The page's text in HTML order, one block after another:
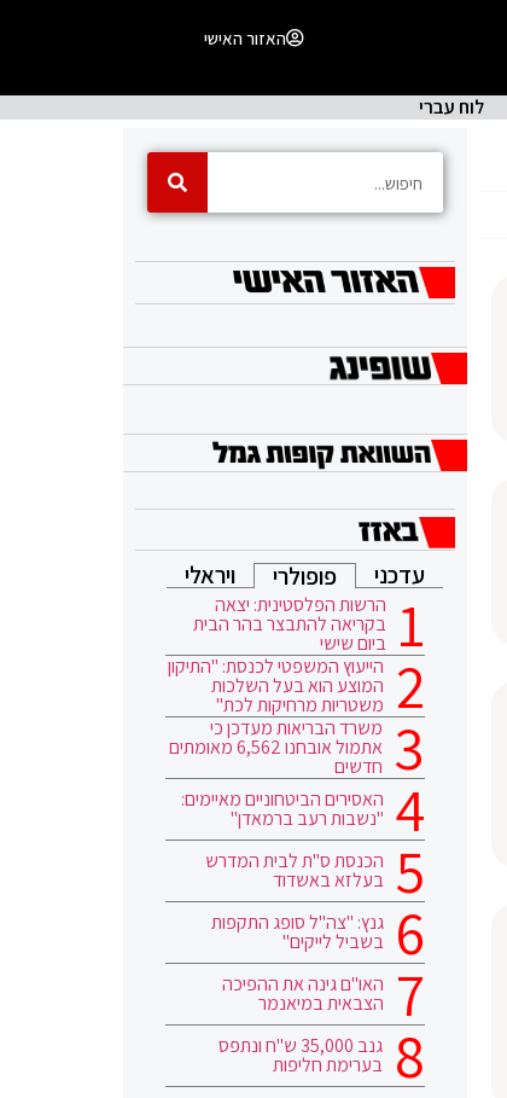
האזור האישי
לוח עברי
עדכני פופולרי ויראלי
הרשות הפלסטינית: יצאה
בקריאה להתבצר בהר הבית
ביום שישי
הייעוץ המשפטי לכנסת: "התיקון
המוצע הוא בעל השלכות
משטריות מרחיקות לכת"
משרד הבריאות מעדכן כי
אתמול אובחנו 6,562 מאומתים
חדשים
האסירים הביטחוניים מאיימים:
"נשבות רעב ברמאדן"
הכנסת ס"ת לבית המדרש
בעלזא באשדוד
גנץ: "צה"ל סופג התקפות
בשביל לייקים"
האו"ם גינה את ההפיכה
הצבאית במיאנמר
גנב 35,000 ש"ח ונתפס
בערימת חליפות